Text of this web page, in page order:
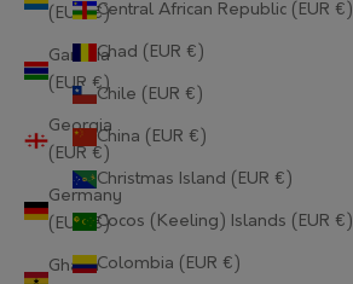
(EUR €)
Gambia
(EUR €)
Georgia
(EUR €)
Germany
(EUR €)
Ghana
Central African Republic (EUR €)
Chad (EUR €)
Chile (EUR €)
China (EUR €)
Christmas Island (EUR €)
Cocos (Keeling) Islands (EUR €)
Colombia (EUR €)